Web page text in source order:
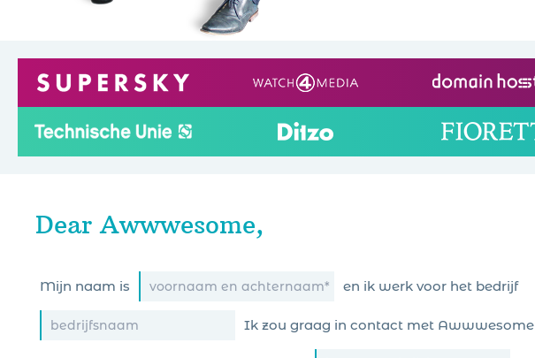
Dear Awwwesome,
Mijn naam is en ik werk voor het bedrijf
Ik zou graag in contact met Awwwesome